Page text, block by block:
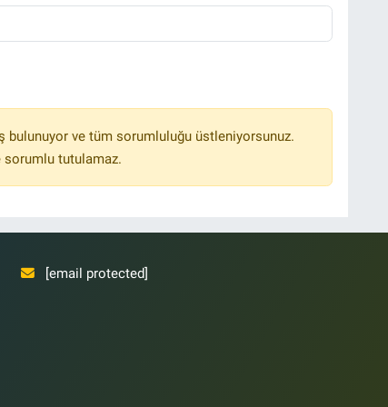
bulunuyor ve tüm sorumluluğu üstleniyorsunuz.
sorumlu tutulamaz.
[email protected]